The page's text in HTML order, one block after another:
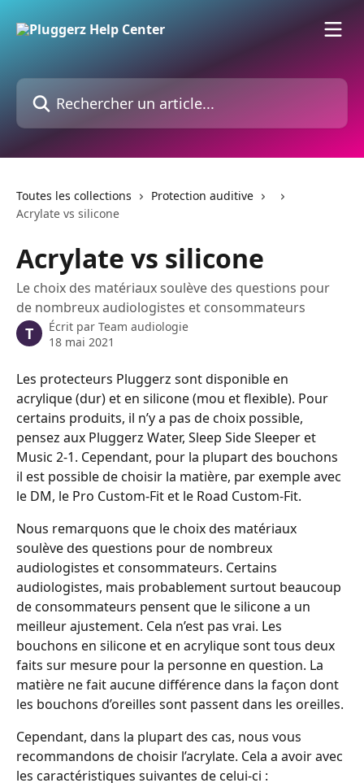
Rechercher un article...
Toutes les collections
Protection auditive
Acrylate vs silicone
Acrylate vs silicone
Le choix des matériaux soulève des questions pour
de nombreux audiologistes et consommateurs
T Écrit par Team audiologie
18 mai 2021
Les protecteurs Pluggerz sont disponible en
acrylique (dur) et en silicone (mou et flexible). Pour
certains produits, il n’y a pas de choix possible,
pensez aux Pluggerz Water, Sleep Side Sleeper et
Music 2-1. Cependant, pour la plupart des bouchons
il est possible de choisir la matière, par exemple avec
le DM, le Pro Custom-Fit et le Road Custom-Fit.
Nous remarquons que le choix des matériaux
soulève des questions pour de nombreux
audiologistes et consommateurs. Certains
audiologistes, mais probablement surtout beaucoup
de consommateurs pensent que le silicone a un
meilleur ajustement. Cela n’est pas vrai. Les
bouchons en silicone et en acrylique sont tous deux
faits sur mesure pour la personne en question. La
matière ne fait aucune différence dans la façon dont
les bouchons d’oreilles sont passent dans les oreilles.
Cependant, dans la plupart des cas, nous vous
recommandons de choisir l’acrylate. Cela a avoir avec
les caractéristiques suivantes de celui-ci :